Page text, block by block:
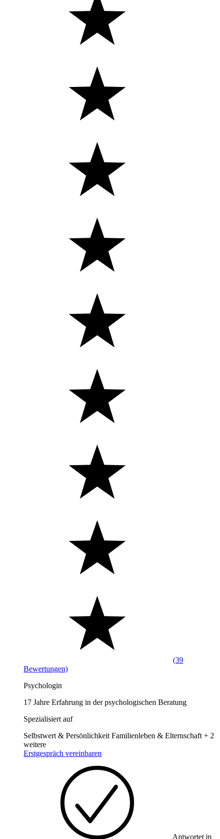
(39
Bewertungen)
Psychologin
17 Jahre Erfahrung in der psychologischen Beratung
Spezialisiert auf
Selbstwert & Persönlichkeit Familienleben & Elternschaft + 2
weitere
Erstgespräch vereinbaren
Antwortet in